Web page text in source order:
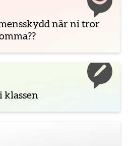
när ni tror
klassen